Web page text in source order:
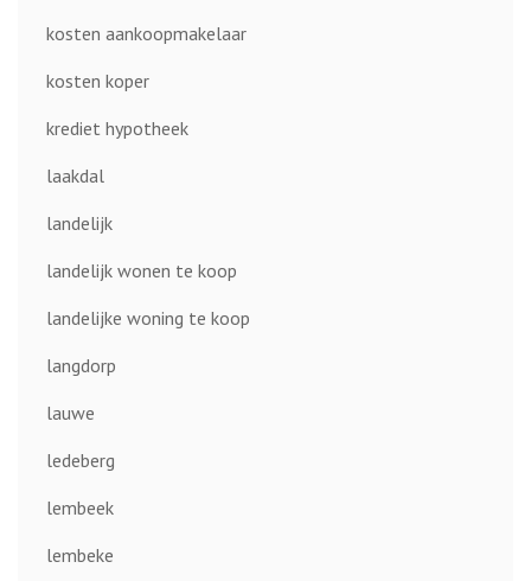
kosten aankoopmakelaar
kosten koper
krediet hypotheek
laakdal
landelijk
landelijk wonen te koop
landelijke woning te koop
langdorp
lauwe
ledeberg
lembeek
lembeke